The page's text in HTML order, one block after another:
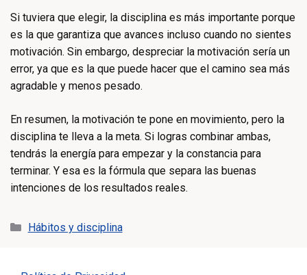
Si tuviera que elegir, la disciplina es más importante porque
es la que garantiza que avances incluso cuando no sientes
motivación. Sin embargo, despreciar la motivación sería un
error, ya que es la que puede hacer que el camino sea más
agradable y menos pesado.
En resumen, la motivación te pone en movimiento, pero la
disciplina te lleva a la meta. Si logras combinar ambas,
tendrás la energía para empezar y la constancia para
terminar. Y esa es la fórmula que separa las buenas
intenciones de los resultados reales.
Categorías
Hábitos y disciplina